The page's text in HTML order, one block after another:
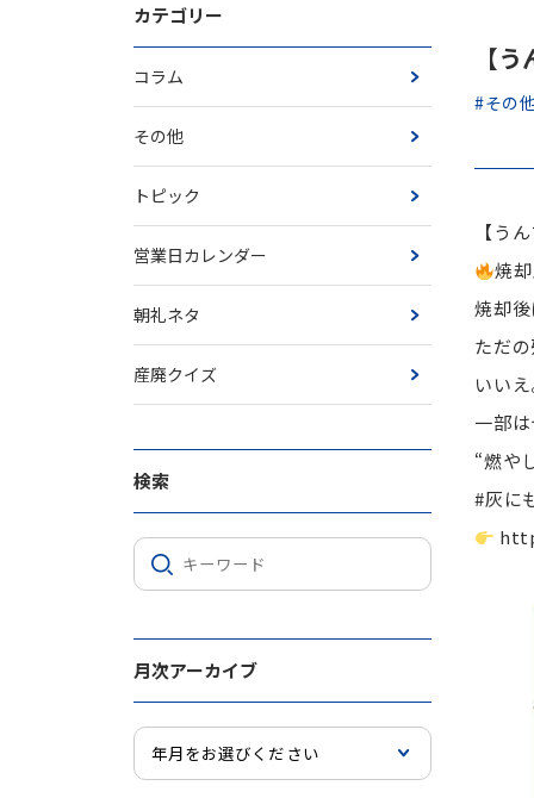
カテゴリー
コラム
その他
トピック
営業日カレンダー
朝礼ネタ
産廃クイズ
検索
月次アーカイブ
【
#その
【う
焼
焼却
ただ
いい
一部
“燃や
#灰に